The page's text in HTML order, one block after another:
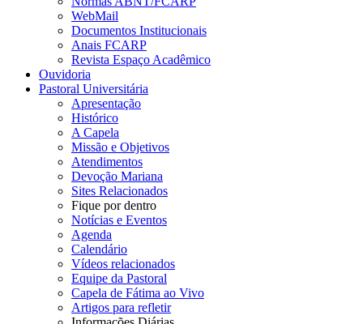
WebMail
Documentos Institucionais
Anais FCARP
Revista Espaço Acadêmico
Ouvidoria
Pastoral Universitária
Apresentação
Histórico
A Capela
Missão e Objetivos
Atendimentos
Devoção Mariana
Sites Relacionados
Fique por dentro
Notícias e Eventos
Agenda
Calendário
Vídeos relacionados
Equipe da Pastoral
Capela de Fátima ao Vivo
Artigos para refletir